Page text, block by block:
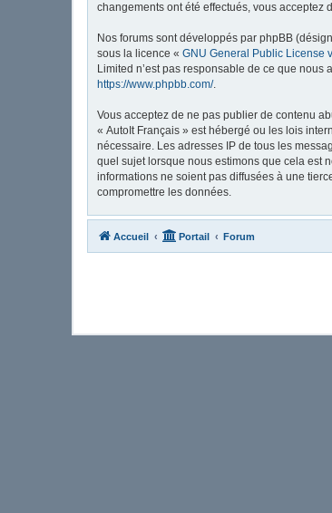
changements ont été effectués, vous acceptez
Nos forums sont développés par phpBB
sous la licence « GNU General Public License
Limited n’est pas responsable de ce que
https://www.phpbb.com/.
Vous acceptez de ne pas publier de contenu
« AutoIt Français » est hébergé ou les lois
nécessaire. Les adresses IP de tous les
quel sujet lorsque nous estimons que cela est
informations ne soient pas diffusées à une
compromettre les données.
Accueil Portail Forum